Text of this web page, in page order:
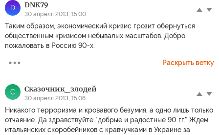
D DNК79
30 апреля 2013, 15:00
Таким образом, экономический кризис грозит обернуться
общественным кризисом небывалых масштабов. Добро
пожаловать в Россию 90-х.
Раскрыть ветку
С Сказочник_злодей
30 апреля 2013, 15:06
Никакого терроризма и кровавого безумия, а одно лишь только
отчаяние. Да здравствуйте "добрые и радостные 90 гг." Ждем
итальянских скоробейников с кравчучками в Украине за